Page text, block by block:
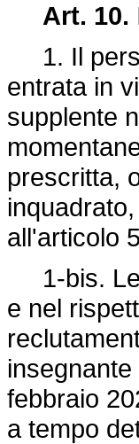
Art. 10.
1. Il
entrata in
supplente
prescritta,
all'articolo
1-bis. Le
e nel
febbraio
a tempo